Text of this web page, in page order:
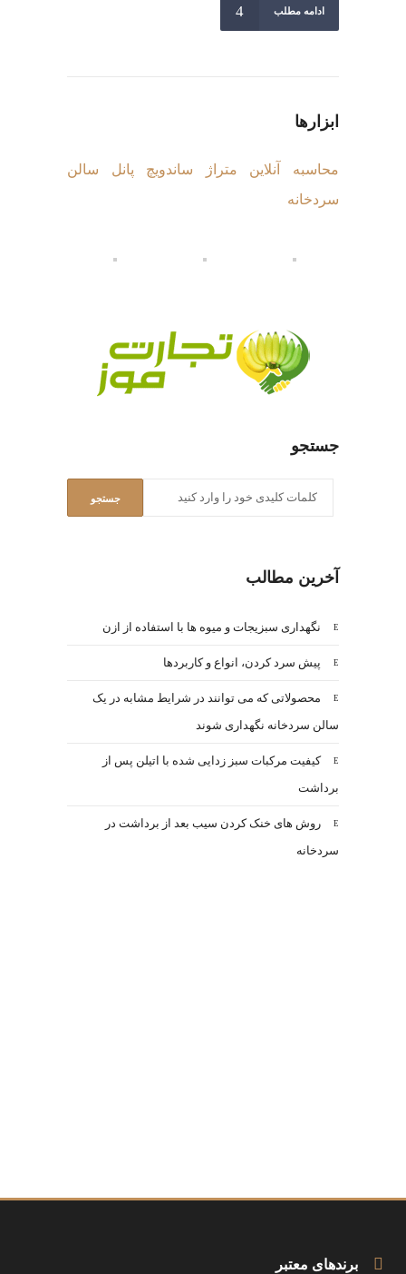
ادامه مطلب
ابزارها
محاسبه آنلاین متراژ ساندویچ پانل سالن
سردخانه
جستجو
آخرین مطالب
نگهداری سبزیجات و میوه ها با استفاده از ازن
پیش سرد کردن، انواع و کاربردها
محصولاتی که می توانند در شرایط مشابه در یک
سالن سردخانه نگهداری شوند
کیفیت مرکبات سبز زدایی شده با اتیلن پس از
برداشت
روش های خنک کردن سیب بعد از برداشت در
سردخانه
برندهای معتبر